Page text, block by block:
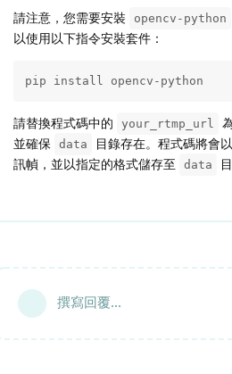
請注意，您需要安裝 opencv-python
以使用以下指令安裝套件：
pip install opencv-python
請替換程式碼中的 your_rtmp_url
並確保 data
目錄存在。程式碼將會
訊幀，並以指定的格式儲存至
data
撰寫回覆...